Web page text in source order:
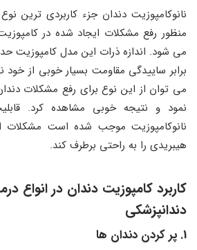
نانوکامپوزیت دندان جزء کاربردی‌ ترین
منظور رفع مشکلات ایجاد شده در
برابر ساییدگی مقاومت بسیار خوبی از
می‌ توان از این نوع برای رفع مشکلات
نمود و نتیجه خوبی مشاهده کرد.
نانوکامپوزیت موجب شده است مشکلات
هیبریدی را به راحتی برطرف کند.
کاربرد کامپوزیت دندان در انواع
دندانپزشکی
1. پر کردن دندان ها